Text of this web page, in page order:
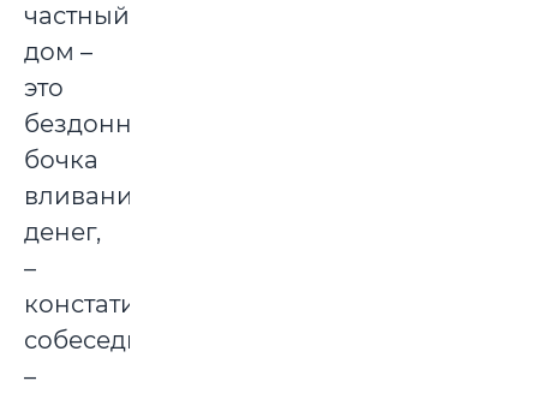
частный
дом –
это
бездонная
бочка
вливания
денег,
–
констатирует
собеседник.
–